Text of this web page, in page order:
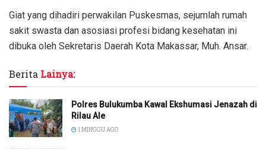
Giat yang dihadiri perwakilan Puskesmas, sejumlah rumah
sakit swasta dan asosiasi profesi bidang kesehatan ini
dibuka oleh Sekretaris Daerah Kota Makassar, Muh. Ansar.
Berita Lainya:
Polres Bulukumba Kawal Ekshumasi Jenazah di
Rilau Ale
1 MINGGU AGO